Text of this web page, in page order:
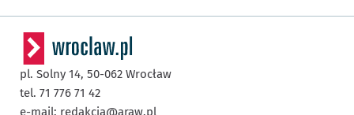
pl. Solny 14, 50-062 Wrocław
tel. 71 776 71 42
e-mail: redakcja@araw.pl